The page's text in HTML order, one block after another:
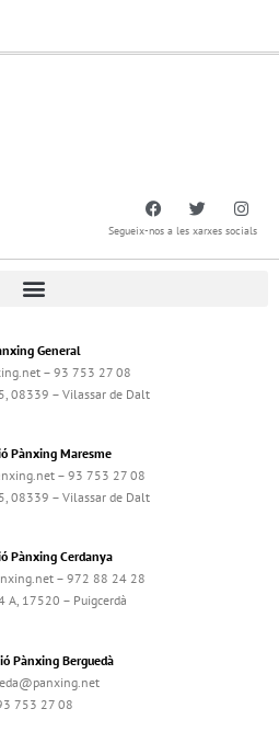
Segueix-nos a les xarxes socials
General
– 93 753 27 08
08339 – Vilassar de Dalt
Pànxing Maresme
– 93 753 27 08
08339 – Vilassar de Dalt
Pànxing Cerdanya
– 972 88 24 28
A, 17520 – Puigcerdà
Pànxing Berguedà
753 27 08